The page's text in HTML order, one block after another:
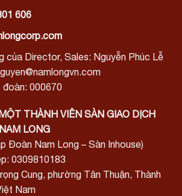
606
của Director, Sales: Nguyễn Phúc Lễ
đoàn: 000670
THÀNH VIÊN SÀN GIAO DỊCH
LONG
Đoàn Nam Long – Sàn Inhouse)
0309810183
Cung, phường Tân Thuận, Thành
Nam